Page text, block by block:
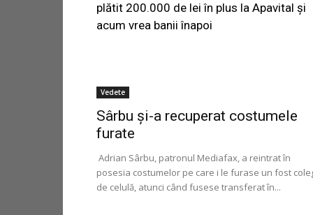
plătit 200.000 de lei în plus la Apavital și
acum vrea banii înapoi
Vedete
Sârbu şi-a recuperat costumele
furate
Adrian Sârbu, patronul Mediafax, a reintrat în
posesia costumelor pe care i le furase un fost
de celulă, atunci când fusese transferat în...